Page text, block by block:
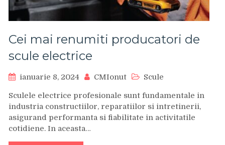
Cei mai renumiti producatori de
scule electrice
ianuarie 8, 2024 CMIonut Scule
Sculele electrice profesionale sunt fundamentale in
industria constructiilor, reparatiilor si intretinerii,
asigurand performanta si fiabilitate in activitatile
cotidiene. In aceasta…